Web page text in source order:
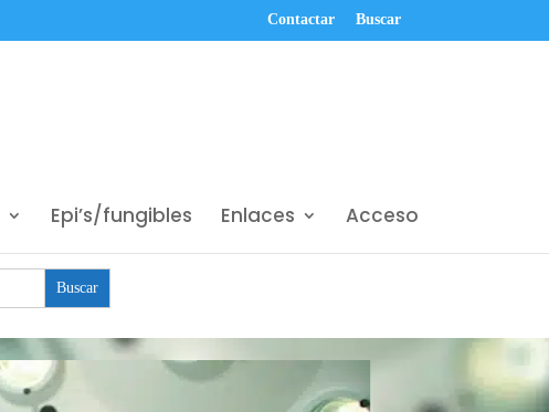
Contactar Buscar
Epi’s/fungibles Enlaces Acceso